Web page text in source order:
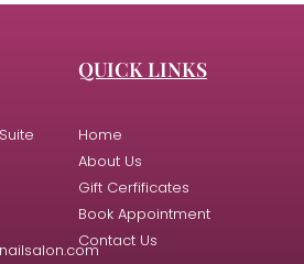
QUICK LINKS
Home
About Us
Gift Cerfificates
Book Appointment
Contact Us